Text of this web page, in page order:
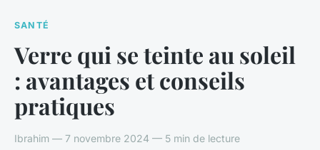
SANTÉ
Verre qui se teinte au soleil
: avantages et conseils
pratiques
Ibrahim — 7 novembre 2024 — 5 min de lecture